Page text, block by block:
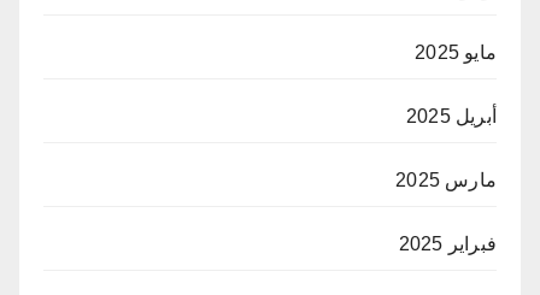
مايو 2025
أبريل 2025
مارس 2025
فبراير 2025